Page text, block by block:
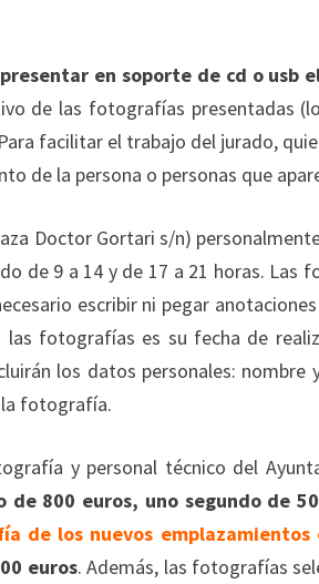
presentar en soporte de cd o usb
de las fotografías presentadas
facilitar el trabajo del jurado,
de la persona o personas que
Doctor Gortari s/n)
de 9 a 14 y de 17 a 21 horas. Las
escribir ni pegar
fotografías es su fecha de
los datos personales: nombre
la fotografía.
y personal técnico del
de 800 euros, uno segundo de
de los nuevos
euros. Además, las fotografías